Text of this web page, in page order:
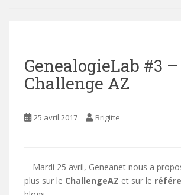
GenealogieLab #3
Challenge AZ
25 avril 2017 Brigitte
Mardi 25 avril, Geneanet nous a
plus sur le ChallengeAZ et sur le